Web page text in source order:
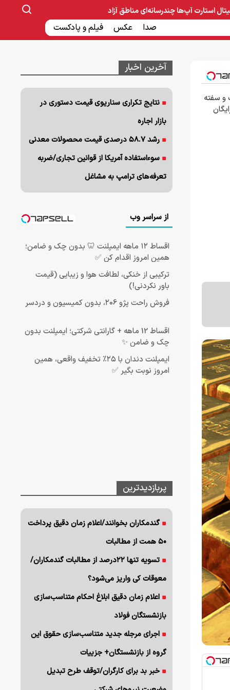
صنایع غذایی و دارویی ساخت و ساز بانک و بیمه
استارت آپ‌هاچندرسانه‌ای
صدا عکس فیلم و پادکست
مناطق آزاد
و سفته
آخرین اخبار
نتایج تکراری سناریوی قیمت دستوری در
بازار اجاره
رشد ۵۸.۷ درصدی قیمت محصولات معدنی
سوءاستفاده آمریکا از قوانین تجاری/ضربه
تعرفه‌های ترامپ به مشاغل
از سراسر وب
اقساط ۱۲ ماهه ایمپلنت 🦷 بدون چک و ضامن؛
همین امروز اقدام کن ✅
ترکیبی از خنکی، لطافت هوا و زیبایی (قیمت
باور نکردنی!)
فروش راحت پژو ۲۰6، بدون کمیسیون و دردسر
اقساط 12 ماهه + گارانتی شرکتی؛ ایمپلنت بدون
چک و ضامن ✨
ایمپلنت دندان با ۲۵٪ تخفیف واقعی، همین
امروز نوبت بگیر ✅
پربازدیدترین
گندمکاران بخوانند/اعلام زمان دقیق پرداخت
۵۰ همت از مطالبات
تسویه تنها ۲۲درصد از مطالبات گندمکاران/
معوقات کی واریز می‌شود؟
اعلام زمان دقیق ابلاغ احکام متناسب‌سازی
بازنشستگان فولاد
اجرای مرجله جدید متناسب‌سازی حقوق این
گروه از بازنشستگان+ جزییات
خبر بد برای کارگران/توقف طرح تبدیل